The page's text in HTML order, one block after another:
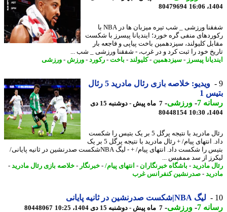
80479694
شفقنا ورزشی _ شب تیره میزبان ها در NBA با
منفی گره خورد؛ ایندیانا پیسرز با شکست
کلیولند، سیزدهمین باخت پیاپی و فاجعه بار
خود را ثبت کرد و در غرب، - شفقنا ورزشی _ شب ...
پیسرز-سیزدهمین-کلیولند-باخت-رکورد-ورزش -ورزشی
ویدیو: خلاصه بازی رئال مادرید 5 رئال
1
7
-ورزشی-
7 ماه پیش - دوشنبه 15 دی
80448154
رئال مادرید با نتیجه پرگل 5 بر یک بتیس را شکست
داد. انتهای پیام/ + رئال مادرید با نتیجه پرگل 5 بر یک
بتیس را شکست داد. انتهای پیام/ + - لیگ NBAشکست صدرنشین در ثانیه پایانی/
از سد ممفیس ...
مادرید- باشگاه خبرنگاران- انتهای پیام/ -خبرنگار -خلاصه بازی رئال مادرید-
- صدرنشین کنفرانس غرب
لیگ NBA|شکست صدرنشین در ثانیه پایانی
7
-ورزشی-7 ماه پیش - دوشنبه 15 دی 1404، 10:25 80448067